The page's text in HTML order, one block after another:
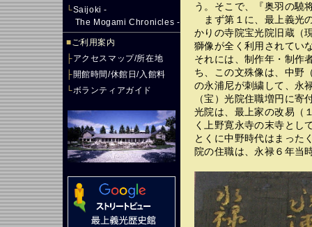
└Saijoki -
The Mogami Chronicles -
■ご利用案内
├アクセスマップ/所在地
├開館時間/休館日/入館料
└ボランティアガイド
う。そこで、『奥羽の
まず第１に、最上義光
かりの寺院宝光院旧蔵（
獅像が全く利用されてい
それには、制作年・制作
ち、この文殊像は、中野
の永浦尼が刺繍して、永
（宝）光院住職増円に
光院は、最上家の改易（
く上野寛永寺の末寺とし
とくに中野時代はまった
院の住職は、永禄６年当